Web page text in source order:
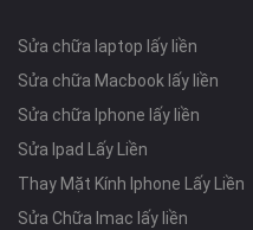
Sửa chữa laptop lấy liền
Sửa chữa Macbook lấy liền
Sửa chữa Iphone lấy liền
Sửa Ipad Lấy Liền
Thay Mặt Kính Iphone Lấy Liền
Sửa Chữa Imac lấy liền